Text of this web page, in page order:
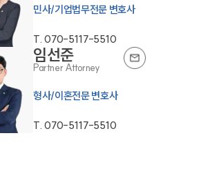
민사/기업법무전문 변호사
T.070-5117-5510
임선준
Partner Attorney
형사/이혼전문 변호사
T.070-5117-5510